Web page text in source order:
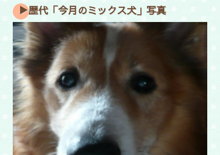
▶歴代「今月のミックス犬」写真